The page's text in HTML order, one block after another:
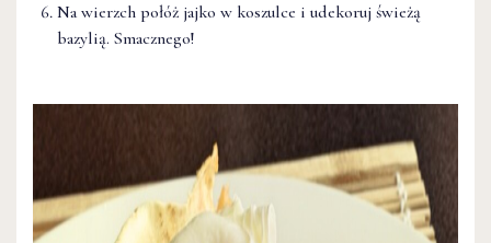
Na wierzch połóż jajko w koszulce i udekoruj świeżą
bazylią. Smacznego!